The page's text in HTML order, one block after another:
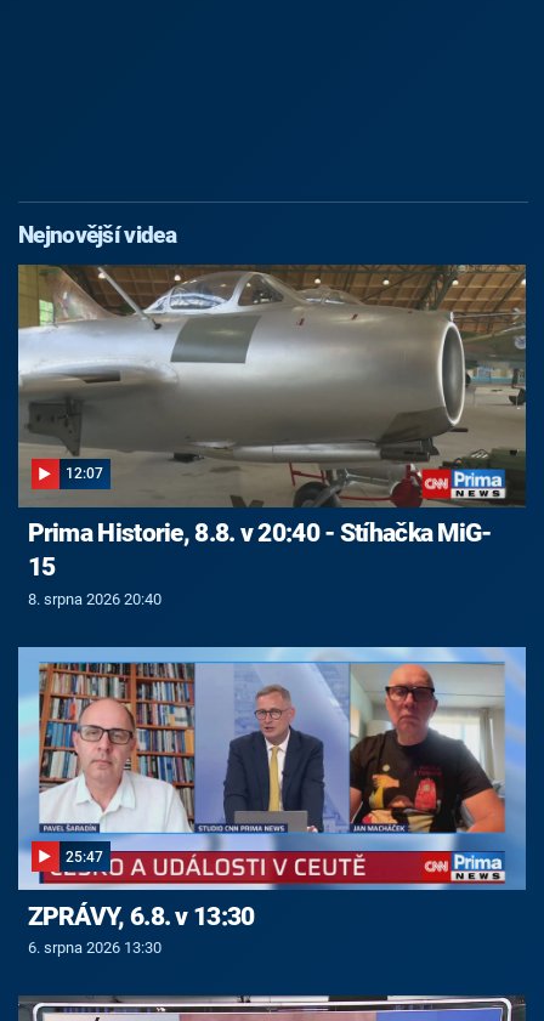
Nejnovější videa
12:07
Prima Historie, 8.8. v 20:40 - Stíhačka MiG-
15
8. srpna 2026 20:40
25:47
ZPRÁVY, 6.8. v 13:30
6. srpna 2026 13:30